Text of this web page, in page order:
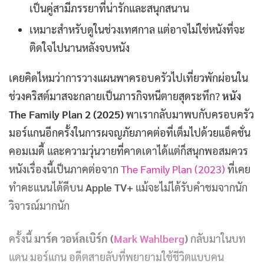
เป็นคู่สามีภรรยาที่น่ารักและสนุกสนาน
เหมาะสำหรับดูในช่วงเทศกาล แต่อาจไม่ใช่หนังที่จะ
ติดใจไปนานหลังจบหนัง
เคยคิดไหมว่าการวางแผนพาครอบครัวไปเที่ยวพักผ่อนใน
ช่วงคริสต์มาสจะกลายเป็นภารกิจหนีตายสุดระทึก?หนัง
The Family Plan 2 (2025)พาเรากลับมาพบกับครอบครัว
มอร์แกนอีกครั้งในการผจญภัยภาคต่อที่เต็มไปด้วยแอ็คชั่น
คอมเมดี้ และความวุ่นวายที่คาดเดาได้แต่ก็สนุกพอสมควร
หนังเรื่องนี้เป็นภาคต่อจาก The Family Plan (2023) ที่เคย
ทำคะแนนได้ดีบน Apple TV+ แม้จะไม่ได้รับคำชมจากนัก
วิจารณ์มากนัก
ครั้งนี้มาร์ค วอห์ลเบิร์ก (Mark Wahlberg) กลับมาในบท
แดน มอร์แกน อดีตสายลับที่พยายามใช้ชีวิตแบบคน